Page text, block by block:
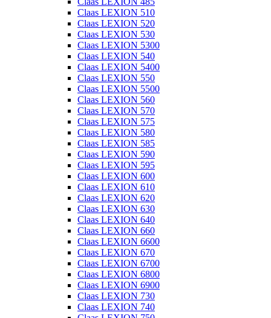
Claas LEXION 510
Claas LEXION 520
Claas LEXION 530
Claas LEXION 5300
Claas LEXION 540
Claas LEXION 5400
Claas LEXION 550
Claas LEXION 5500
Claas LEXION 560
Claas LEXION 570
Claas LEXION 575
Claas LEXION 580
Claas LEXION 585
Claas LEXION 590
Claas LEXION 595
Claas LEXION 600
Claas LEXION 610
Claas LEXION 620
Claas LEXION 630
Claas LEXION 640
Claas LEXION 660
Claas LEXION 6600
Claas LEXION 670
Claas LEXION 6700
Claas LEXION 6800
Claas LEXION 6900
Claas LEXION 730
Claas LEXION 740